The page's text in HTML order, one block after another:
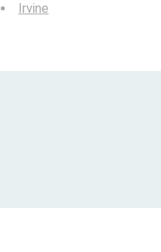
Irvine